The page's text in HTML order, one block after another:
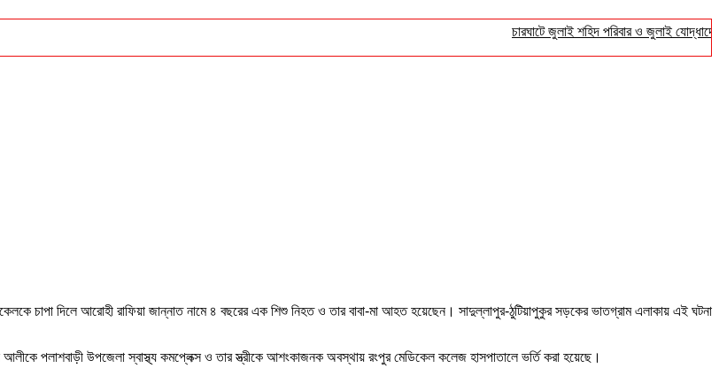
চারঘাটে জুলাই শহিদ পরিবার ও জুলাই যোদ্ধাদের
চাপা দিলে আরোহী রাফিয়া জান্নাত নামে ৪ বছরের এক শিশু নিহত ও তার বাবা-মা আহত হয়েছেন। সাদুল্লাপুর-ঠুটিয়াপুকুর সড়কের ভাতগ্রাম এলাকায় এই ঘটনা
পলাশবাড়ী উপজেলা স্বাস্থ্য কমপ্লেক্স ও তার স্ত্রীকে আশংকাজনক অবস্থায় রংপুর মেডিকেল কলেজ হাসপাতালে ভর্তি করা হয়েছে।